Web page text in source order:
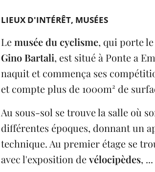
LIEUX D'INTÉRÊT MUSÉES
Lemusée du cyclisme, qui porte
Gino Bartali, est situé à Ponte a
naquit et commença ses
et compte plus de 1000m² de
Au sous-sol se trouve la salle où
différentes époques, donnant un
technique. Au premier étage se
avec l'exposition devélocipèdes, ...